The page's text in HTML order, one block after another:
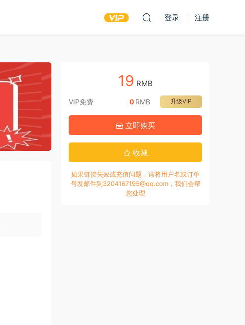
登录 注册
19 RMB
VIP免费 升级VIP
0 RMB
立即购买
收藏
如果链接失效或充值问题，请将用户名或订单
号发邮件到3204167195@qq.com，我们会帮
您处理